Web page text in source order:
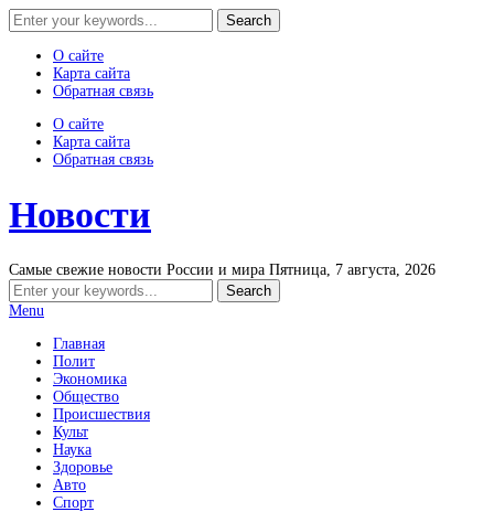
О сайте
Карта сайта
Обратная связь
О сайте
Карта сайта
Обратная связь
Новости
Самые свежие новости России и мира Пятница, 7 августа, 2026
Menu
Главная
Полит
Экономика
Общество
Происшествия
Культ
Наука
Здоровье
Авто
Спорт